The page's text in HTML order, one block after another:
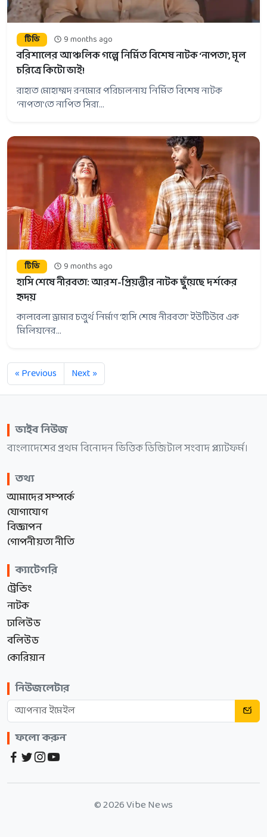
টিভি 9 months ago
বরিশালের আঞ্চলিক গল্পে নির্মিত বিশেষ নাটক ‘নাপতা’, মূল
চরিত্রে কিটো ভাই!
রাহাত মোহাম্মদ রনমোর পরিচালনায় নির্মিত বিশেষ নাটক
‘নাপতা’তে নাপিত সিরা...
টিভি 9 months ago
হাসি শেষে নীরবতা: আরশ-প্রিয়ন্তীর নাটক ছুঁয়েছে দর্শকের
হৃদয়
কালবেলা ড্রামার চতুর্থ নির্মাণ ‘হাসি শেষে নীরবতা’ ইউটিউবে এক
মিলিয়নের...
« Previous Next »
ভাইব নিউজ
বাংলাদেশের প্রথম বিনোদন ভিত্তিক ডিজিটাল সংবাদ প্ল্যাটফর্ম।
তথ্য
আমাদের সম্পর্কে
যোগাযোগ
বিজ্ঞাপন
গোপনীয়তা নীতি
ক্যাটেগরি
ট্রেন্ডিং
নাটক
ঢালিউড
বলিউড
কোরিয়ান
নিউজলেটার
ফলো করুন
© 2026 Vibe News